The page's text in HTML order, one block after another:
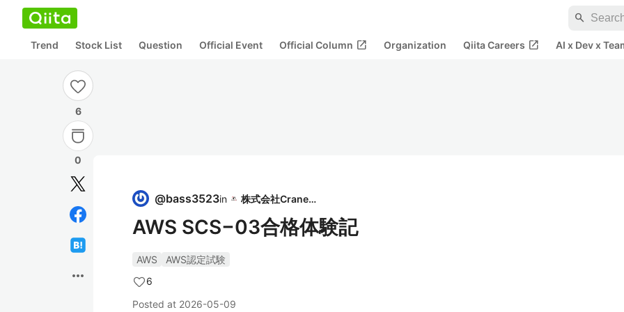
search
Trend Stock List Question Official Event Official Column open_in_new Organization Qiita Careers open_in_new AI x Dev x
6
0
more_horiz
@bass3523in 株式会社Crane＆I
AWS SCS−03合格体験記
AWS
AWS認定試験
6
Posted at 2026-05-09